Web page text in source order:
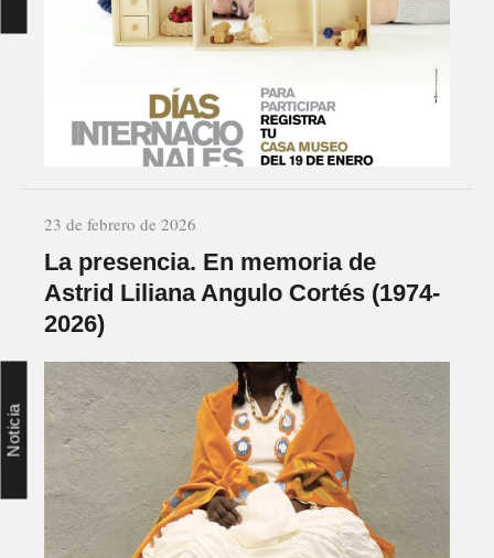
23 de febrero de 2026
La presencia. En memoria de
Astrid Liliana Angulo Cortés (1974-
2026)
Noticia